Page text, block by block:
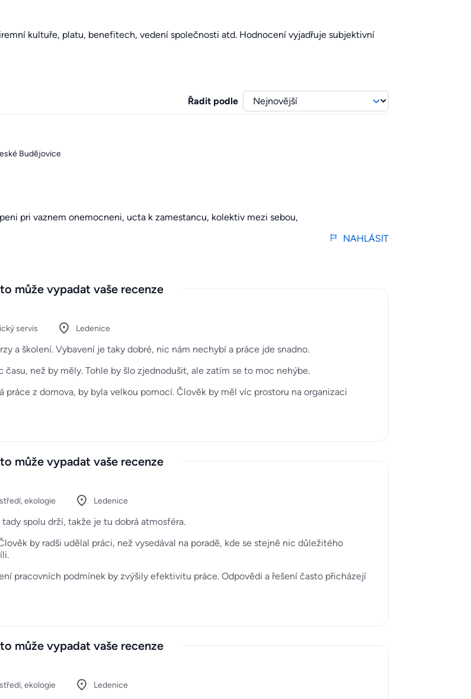
kultuře, platu, benefitech, vedení společnosti atd. Hodnocení vyjadřuje subjektivní
Řadit podle
Budějovice
pri vaznem onemocneni, ucta k zamestancu, kolektiv mezi sebou,
NAHLÁSIT
může vypadat vaše recenze
servis Ledenice
a školení. Vybavení je taky dobré, nic nám nechybí a práce jde snadno.
než by měly. Tohle by šlo zjednodušit, ale zatím se to moc nehýbe.
z domova, by byla velkou pomocí. Člověk by měl víc prostoru na organizaci
může vypadat vaše recenze
ekologie Ledenice
spolu drží, takže je tu dobrá atmosféra.
by radši udělal práci, než vysedával na poradě, kde se stejně nic důležitého
pracovních podmínek by zvýšily efektivitu práce. Odpovědi a řešení často přicházejí
může vypadat vaše recenze
ekologie Ledenice